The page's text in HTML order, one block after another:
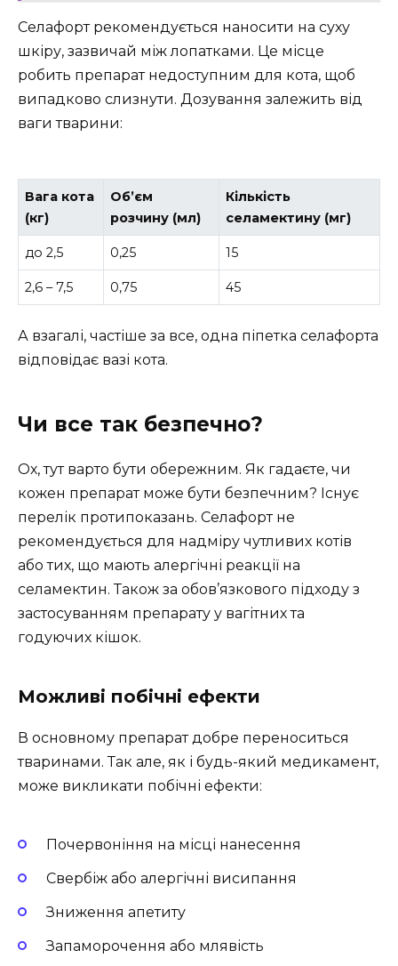
Селафорт рекомендується наносити на суху
шкіру, зазвичай між лопатками. Це місце
робить препарат недоступним для кота, щоб
випадково слизнути. Дозування залежить від
ваги тварини:
Вага кота
(кг)
Об’єм
розчину (мл)
Кількість
селамектину (мг)
до 2,5 0,25 15
2,6 – 7,5 0,75 45
А взагалі, частіше за все, одна піпетка селафорта
відповідає вазі кота.
Чи все так безпечно?
Ох, тут варто бути обережним. Як гадаєте, чи
кожен препарат може бути безпечним? Існує
перелік протипоказань. Селафорт не
рекомендується для надміру чутливих котів
або тих, що мають алергічні реакції на
селамектин. Також за обов’язкового підходу з
застосуванням препарату у вагітних та
годуючих кішок.
Можливі побічні ефекти
В основному препарат добре переноситься
тваринами. Так але, як і будь-який медикамент,
може викликати побічні ефекти:
Почервоніння на місці нанесення
Свербіж або алергічні висипання
Зниження апетиту
Запаморочення або млявість